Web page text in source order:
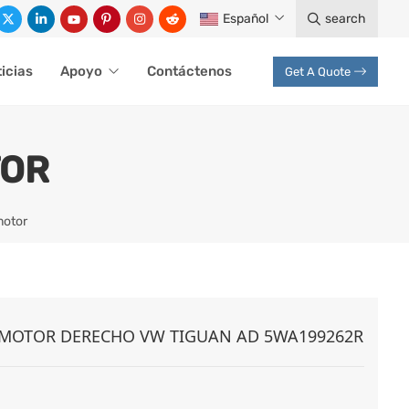
Español search
Apoyo Contáctenos Get A Quote
DERECHO VW TIGUAN AD 5WA199262R